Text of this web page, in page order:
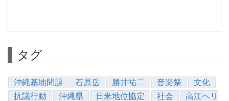
タグ
沖縄基地問題 石原岳 勝井祐二 音楽祭
文化
抗議行動
沖縄県 日米地位協定 社会
高江ヘリ